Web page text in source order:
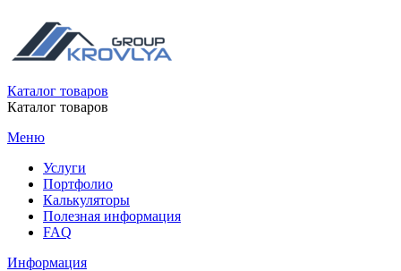
Каталог товаров
Каталог товаров
Меню
Услуги
Портфолио
Калькуляторы
Полезная информация
FAQ
Информация